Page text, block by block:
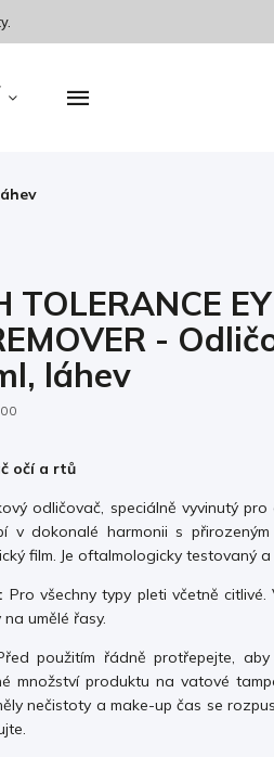
TOLERANCE
-
láhev
očí a rtů
odličovač, speciálně vyvinutý
v dokonalé harmonii s
film. Je oftalmologicky testovaný
Pro všechny typy pleti včetně
umělé řasy.
použitím řádně protřepejte,
množství produktu na vatové
nečistoty a make-up čas se